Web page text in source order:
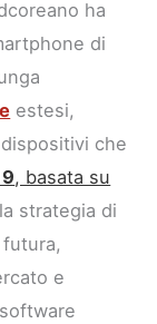
ha
di
estesi,
che
, basata su
strategia di
e